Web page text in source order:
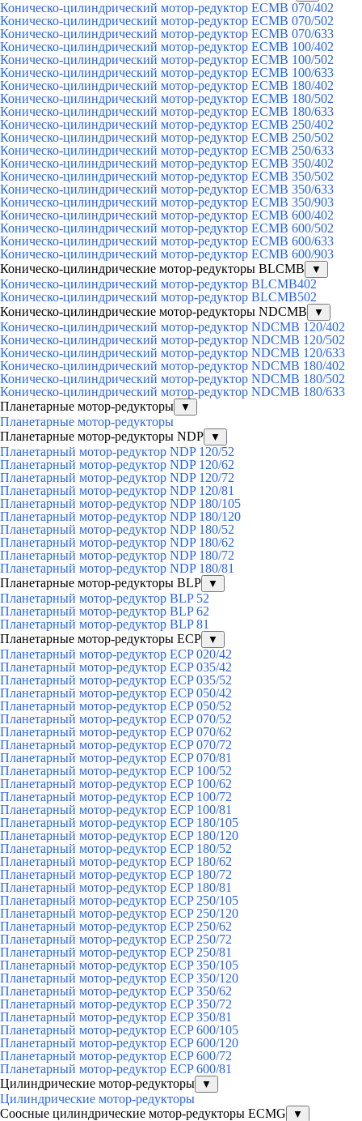
Коническо-цилиндрический мотор-редуктор ECMB 070/402
Коническо-цилиндрический мотор-редуктор ECMB 070/502
Коническо-цилиндрический мотор-редуктор ECMB 070/633
Коническо-цилиндрический мотор-редуктор ECMB 100/402
Коническо-цилиндрический мотор-редуктор ECMB 100/502
Коническо-цилиндрический мотор-редуктор ECMB 100/633
Коническо-цилиндрический мотор-редуктор ECMB 180/402
Коническо-цилиндрический мотор-редуктор ECMB 180/502
Коническо-цилиндрический мотор-редуктор ECMB 180/633
Коническо-цилиндрический мотор-редуктор ECMB 250/402
Коническо-цилиндрический мотор-редуктор ECMB 250/502
Коническо-цилиндрический мотор-редуктор ECMB 250/633
Коническо-цилиндрический мотор-редуктор ECMB 350/402
Коническо-цилиндрический мотор-редуктор ECMB 350/502
Коническо-цилиндрический мотор-редуктор ECMB 350/633
Коническо-цилиндрический мотор-редуктор ECMB 350/903
Коническо-цилиндрический мотор-редуктор ECMB 600/402
Коническо-цилиндрический мотор-редуктор ECMB 600/502
Коническо-цилиндрический мотор-редуктор ECMB 600/633
Коническо-цилиндрический мотор-редуктор ECMB 600/903
Коническо-цилиндрические мотор-редукторы BLCMB
▼
Коническо-цилиндрический мотор-редуктор BLCMB402
Коническо-цилиндрический мотор-редуктор BLCMB502
Коническо-цилиндрические мотор-редукторы NDCMB
▼
Коническо-цилиндрический мотор-редуктор NDCMB 120/402
Коническо-цилиндрический мотор-редуктор NDCMB 120/502
Коническо-цилиндрический мотор-редуктор NDCMB 120/633
Коническо-цилиндрический мотор-редуктор NDCMB 180/402
Коническо-цилиндрический мотор-редуктор NDCMB 180/502
Коническо-цилиндрический мотор-редуктор NDCMB 180/633
Планетарные мотор-редукторы
▼
Планетарные мотор-редукторы
Планетарные мотор-редукторы NDP
▼
Планетарный мотор-редуктор NDP 120/52
Планетарный мотор-редуктор NDP 120/62
Планетарный мотор-редуктор NDP 120/72
Планетарный мотор-редуктор NDP 120/81
Планетарный мотор-редуктор NDP 180/105
Планетарный мотор-редуктор NDP 180/120
Планетарный мотор-редуктор NDP 180/52
Планетарный мотор-редуктор NDP 180/62
Планетарный мотор-редуктор NDP 180/72
Планетарный мотор-редуктор NDP 180/81
Планетарные мотор-редукторы BLP
▼
Планетарный мотор-редуктор BLP 52
Планетарный мотор-редуктор BLP 62
Планетарный мотор-редуктор BLP 81
Планетарные мотор-редукторы ECP
▼
Планетарный мотор-редуктор ECP 020/42
Планетарный мотор-редуктор ECP 035/42
Планетарный мотор-редуктор ECP 035/52
Планетарный мотор-редуктор ECP 050/42
Планетарный мотор-редуктор ECP 050/52
Планетарный мотор-редуктор ECP 070/52
Планетарный мотор-редуктор ECP 070/62
Планетарный мотор-редуктор ECP 070/72
Планетарный мотор-редуктор ECP 070/81
Планетарный мотор-редуктор ECP 100/52
Планетарный мотор-редуктор ECP 100/62
Планетарный мотор-редуктор ECP 100/72
Планетарный мотор-редуктор ECP 100/81
Планетарный мотор-редуктор ECP 180/105
Планетарный мотор-редуктор ECP 180/120
Планетарный мотор-редуктор ECP 180/52
Планетарный мотор-редуктор ECP 180/62
Планетарный мотор-редуктор ECP 180/72
Планетарный мотор-редуктор ECP 180/81
Планетарный мотор-редуктор ECP 250/105
Планетарный мотор-редуктор ECP 250/120
Планетарный мотор-редуктор ECP 250/62
Планетарный мотор-редуктор ECP 250/72
Планетарный мотор-редуктор ECP 250/81
Планетарный мотор-редуктор ECP 350/105
Планетарный мотор-редуктор ECP 350/120
Планетарный мотор-редуктор ECP 350/62
Планетарный мотор-редуктор ECP 350/72
Планетарный мотор-редуктор ECP 350/81
Планетарный мотор-редуктор ECP 600/105
Планетарный мотор-редуктор ECP 600/120
Планетарный мотор-редуктор ECP 600/72
Планетарный мотор-редуктор ECP 600/81
Цилиндрические мотор-редукторы
▼
Цилиндрические мотор-редукторы
Соосные цилиндрические мотор-редукторы ECMG
▼